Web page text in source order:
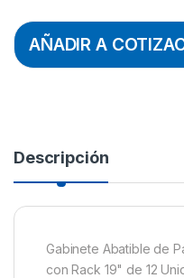
AÑADIR A
Descripción
Gabinete Abatible de
con Rack 19" de 12